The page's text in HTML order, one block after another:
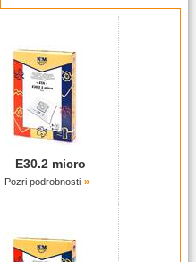
E30.2 micro
Pozri podrobnosti